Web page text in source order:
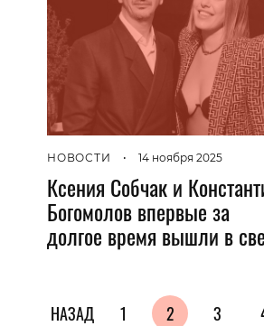
НОВОСТИ • 14 ноября 2025
Ксения Собчак и
Богомолов впервые за
долгое время вышли в
НАЗАД 1 2 3